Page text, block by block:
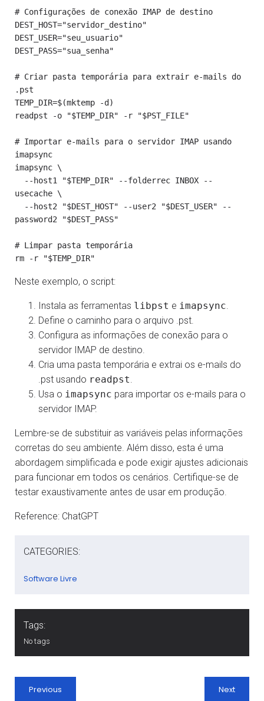
# Configurações de conexão IMAP de destino
DEST_HOST="servidor_destino"
DEST_USER="seu_usuario"
DEST_PASS="sua_senha"
# Criar pasta temporária para extrair e-mails do
.pst
TEMP_DIR=$(mktemp -d)
readpst -o "$TEMP_DIR" -r "$PST_FILE"
# Importar e-mails para o servidor IMAP usando
imapsync
imapsync \
usecache \
password2 "$DEST_PASS"
# Limpar pasta temporária
Neste exemplo, o script:
Instala as ferramentas libpst e imapsync.
Define o caminho para o arquivo .pst.
Configura as informações de conexão para o
servidor IMAP de destino.
Cria uma pasta temporária e extrai os e-mails do
.pst usando readpst.
Usa o imapsync para importar os e-mails para o
servidor IMAP.
Lembre-se de substituir as variáveis pelas informações
corretas do seu ambiente. Além disso, esta é uma
abordagem simplificada e pode exigir ajustes adicionais
para funcionar em todos os cenários. Certifique-se de
testar exaustivamente antes de usar em produção.
Reference: ChatGPT
CATEGORIES:
Software Livre
Tags:
No tags
Previous Next